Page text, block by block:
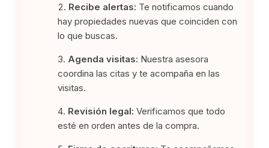
Recibe alertas: Te notificamos cuando
hay propiedades nuevas que coinciden con
lo que buscas.
Agenda visitas: Nuestra asesora
coordina las citas y te acompaña en las
visitas.
Revisión legal: Verificamos que todo
esté en orden antes de la compra.